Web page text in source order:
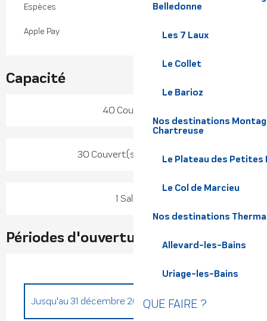
Belledonne
Les 7 Laux
Le Collet
Le Barioz
Nos destinations
Chartreuse
Le Plateau des Petites
Le Col de Marcieu
Nos destinations
Allevard-les-Bains
Uriage-les-Bains
QUE FAIRE ?
Espèces
Apple Pay
Capacité
40 Couvert(s)
30 Couvert(s) en terrasse
1 Salle(s)
Périodes d'ouverture
Jusqu'au 31 décembre 2026